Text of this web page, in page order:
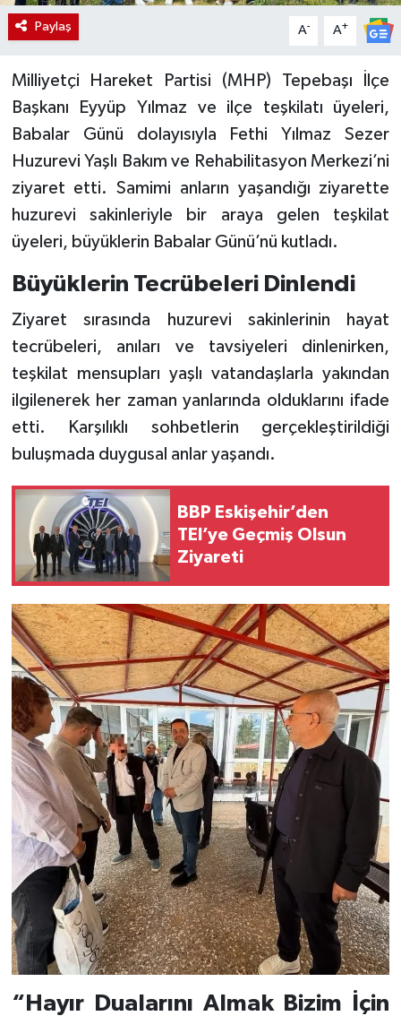
Paylaş A- A+
Milliyetçi Hareket Partisi (MHP) Tepebaşı İlçe
Başkanı Eyyüp Yılmaz ve ilçe teşkilatı üyeleri,
Babalar Günü dolayısıyla Fethi Yılmaz Sezer
Huzurevi Yaşlı Bakım ve Rehabilitasyon Merkezi’ni
ziyaret etti. Samimi anların yaşandığı ziyarette
huzurevi sakinleriyle bir araya gelen teşkilat
üyeleri, büyüklerin Babalar Günü’nü kutladı.
Büyüklerin Tecrübeleri Dinlendi
Ziyaret sırasında huzurevi sakinlerinin hayat
tecrübeleri, anıları ve tavsiyeleri dinlenirken,
teşkilat mensupları yaşlı vatandaşlarla yakından
ilgilenerek her zaman yanlarında olduklarını ifade
etti. Karşılıklı sohbetlerin gerçekleştirildiği
buluşmada duygusal anlar yaşandı.
BBP Eskişehir’den
TEI’ye Geçmiş Olsun
Ziyareti
“Hayır Dualarını Almak Bizim İçin